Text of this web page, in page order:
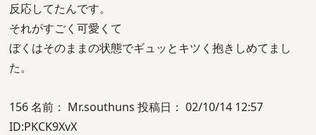
反応してたんです。
それがすごく可愛くて
ぼくはそのままの状態でギュッとキツく抱きしめてまし
た。
156 名前： Mr.southuns 投稿日： 02/10/14 12:57
ID:PKCK9XvX